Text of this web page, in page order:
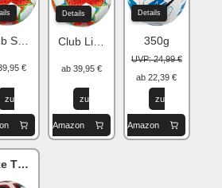
S-Light (290 g)
€
zu
Details
Club Light (350 g)
ab 39,95 €
zu
Amazon
Details
350g
UVP: 24,99 €
ab 22,39 €
zu
Amazon
Light
Team Strike